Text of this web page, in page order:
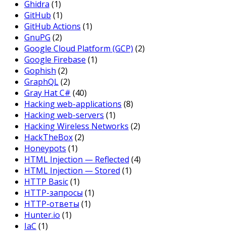
Ghidra (1)
GitHub (1)
GitHub Actions (1)
GnuPG (2)
Google Cloud Platform (GCP) (2)
Google Firebase (1)
Gophish (2)
GraphQL(2)
Gray Hat C# (40)
Hacking web-applications (8)
Hacking web-servers (1)
Hacking Wireless Networks (2)
HackTheBox(2)
Honeypots (1)
HTML Injection — Reflected (4)
HTML Injection — Stored (1)
HTTP Basic(1)
HTTP-запросы (1)
HTTP-ответы (1)
Hunter.io (1)
IaC (1)